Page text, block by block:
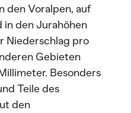
den Voralpen, auf
den Jurahöhen
Niederschlag pro
Gebieten
Besonders
Teile des
den